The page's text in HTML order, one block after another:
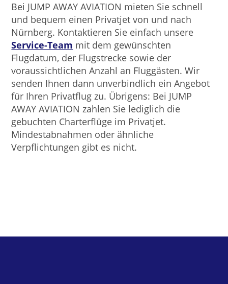
Bei JUMP AWAY AVIATION mieten Sie schnell
und bequem einen Privatjet von und nach
Nürnberg. Kontaktieren Sie einfach unsere
Service-Team mit dem gewünschten
Flugdatum, der Flugstrecke sowie der
voraussichtlichen Anzahl an Fluggästen. Wir
senden Ihnen dann unverbindlich ein Angebot
für Ihren Privatflug zu. Übrigens: Bei JUMP
AWAY AVIATION zahlen Sie lediglich die
gebuchten Charterflüge im Privatjet.
Mindestabnahmen oder ähnliche
Verpflichtungen gibt es nicht.